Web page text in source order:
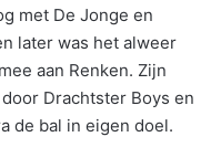
met De Jonge en
later was het alweer
aan Renken. Zijn
Drachtster Boys en
de bal in eigen doel.